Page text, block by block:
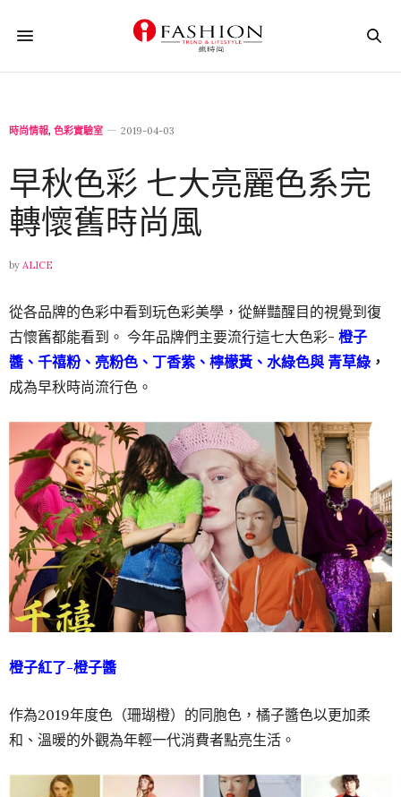
時尚情報, 色彩實驗室 2019-04-03
早秋色彩 七大亮麗色系完
轉懷舊時尚風
by ALICE
從各品牌的色彩中看到玩色彩美學，從鮮豔醒目的視覺到復
古懷舊都能看到。 今年品牌們主要流行這七大色彩- 橙子
醬、 千禧粉、亮粉色、丁香紫、檸檬黃、水綠色與 青草綠 ，
成為早秋時尚流行色。
橙子紅了-橙子醬
作為2019年度色（珊瑚橙）的同胞色，橘子醬色以更加柔
和、溫暖的外觀為年輕一代消費者點亮生活。